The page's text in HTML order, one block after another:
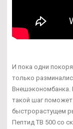
И пока одни
только
Внешэкономбанка.
такой шаг поможет
быстрорастущем
Пептид TB 500 со